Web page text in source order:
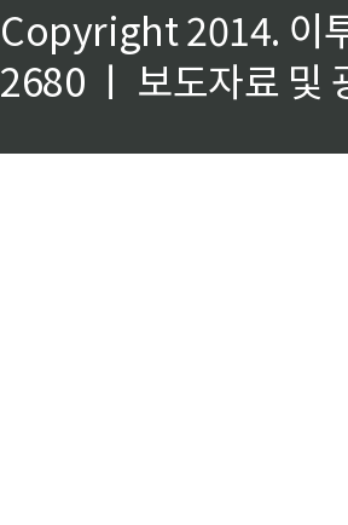
Copyright 2014. 이
2680 ㅣ 보도자료